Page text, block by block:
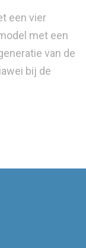
een vier
met een
van de
bij de